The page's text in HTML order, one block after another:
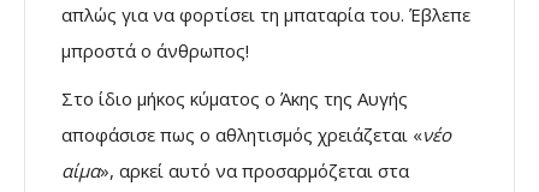
απλώς για να φορτίσει τη μπαταρία του. Έβλεπε
μπροστά ο άνθρωπος!
Στο ίδιο μήκος κύματος ο Άκης της Αυγής
αποφάσισε πως ο αθλητισμός χρειάζεται «νέο
αίμα», αρκεί αυτό να προσαρμόζεται στα